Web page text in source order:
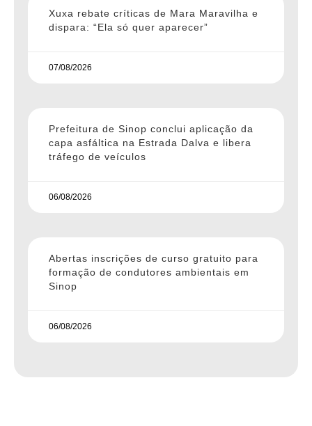
Xuxa rebate críticas de Mara Maravilha e
dispara: “Ela só quer aparecer”
07/08/2026
Prefeitura de Sinop conclui aplicação da
capa asfáltica na Estrada Dalva e libera
tráfego de veículos
06/08/2026
Abertas inscrições de curso gratuito para
formação de condutores ambientais em
Sinop
06/08/2026